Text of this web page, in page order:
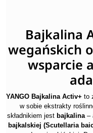
Bajkalina
wegańskich
wsparcie
YANGO Bajkalina Activ+ to
w sobie ekstrakty
składnikiem jest bajkalina–
bajkalskiej (Scutellaria